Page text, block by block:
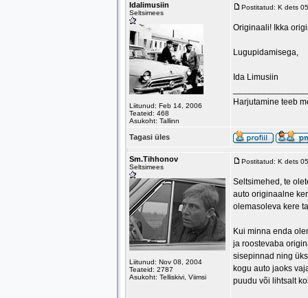
Idalimusiin
Seltsimees
Liitunud: Feb 14, 2006
Teateid: 468
Asukoht: Tallinn
Postitatud: K dets
Originaali! Ikka
Lugupidamisega,
Ida Limusiin
Harjutamine teeb
Tagasi üles
Sm.Tihhonov
Seltsimees
Liitunud: Nov 08, 2004
Teateid: 2787
Asukoht: Telliskivi, Viimsi
Postitatud: K dets
Seltsimehed, te
auto originaalne
olemasoleva kere
Kui minna enda
ja roostevaba
sisepinnad ning
kogu auto jaoks
puudu või lihtsalt